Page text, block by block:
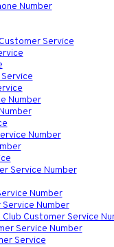
Number
Service
Number
Number
Service Number
Number
Number
Customer Service
Service Number
Service